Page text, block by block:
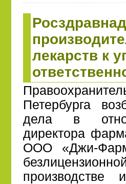
лекарств к
Петербурга
дела в
директора
ООО «Джи-